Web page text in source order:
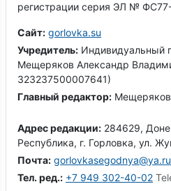
регистрации серия ЭЛ №
Сайт: gorlovka.su
Учредитель: Индивидуальный
Мещеряков Александр
323237500007641)
Главный редактор:
Адрес редакции: 284629,
Республика, г. Горловка, ул.
Почта: gorlovkasegodnya@ya.ru
Тел. ред.: +7 949 302-40-02